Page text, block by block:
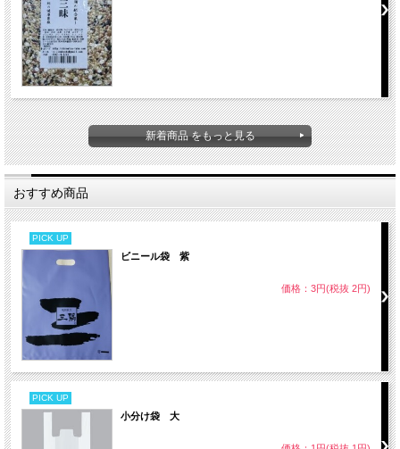
新着商品 をもっと見る
おすすめ商品
PICK UP
ビニール袋 紫
価格：3円(税抜 2円)
PICK UP
小分け袋 大